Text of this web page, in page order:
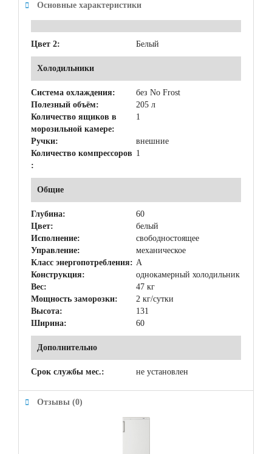
Основные характеристики
Цвет 2: Белый
Холодильники
Система охлаждения:
без No Frost
Полезный объём:
205 л
Количество ящиков в
морозильной камере:
1
Ручки:
внешние
Количество компрессоров
:
1
Общие
Глубина:
60
Цвет:
белый
Исполнение:
свободностоящее
Управление:
механическое
Класс энергопотребления: A
Конструкция:
однокамерный холодильник
Вес:
47 кг
Мощность заморозки:
2 кг/сутки
Высота:
131
Ширина:
60
Дополнительно
Срок службы мес.: не установлен
Отзывы (0)